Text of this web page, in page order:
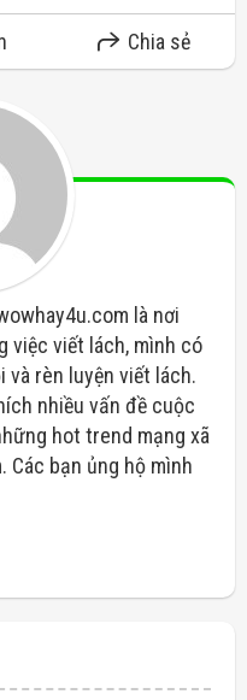
Chia sẻ
là nơi
việc viết lách, mình có
và rèn luyện viết lách.
nhiều vấn đề cuộc
hot trend mạng xã
Các bạn ủng hộ mình